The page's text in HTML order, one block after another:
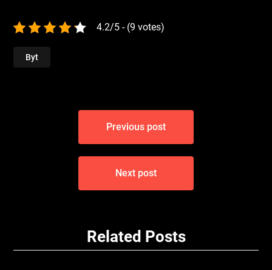
4.2/5 - (9 votes)
Byt
Navigace
příspěvek
Previous post
Next post
Related Posts